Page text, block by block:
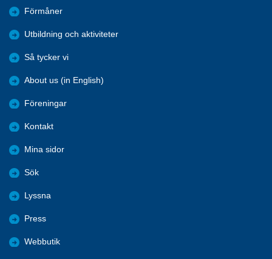
Förmåner
Utbildning och aktiviteter
Så tycker vi
About us (in English)
Föreningar
Kontakt
Mina sidor
Sök
Lyssna
Press
Webbutik